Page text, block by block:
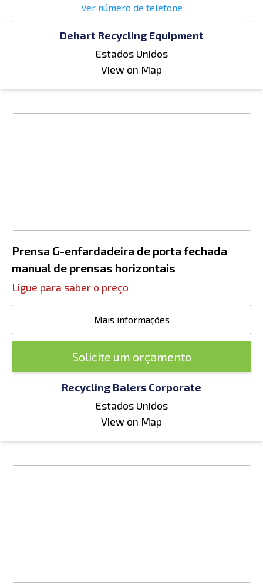
Ver número de telefone
Dehart Recycling Equipment
Estados Unidos
View on Map
Prensa G-enfardadeira de porta fechada
manual de prensas horizontais
Ligue para saber o preço
Mais informações
Solicite um orçamento
Recycling Balers Corporate
Estados Unidos
View on Map